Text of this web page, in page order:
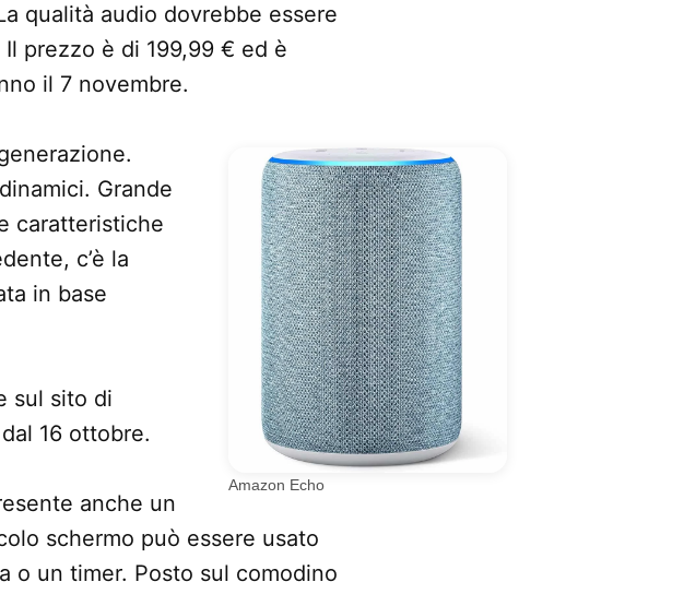
qualità audio dovrebbe essere
prezzo è di 199,99 € ed è
il 7 novembre.
Amazon Echo
Grande
caratteristiche
c’è la
in base
sul sito di
16 ottobre.
anche un
schermo può essere usato
o un timer. Posto sul comodino